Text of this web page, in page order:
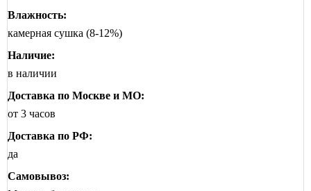
Влажность:
камерная сушка (8-12%)
Наличие:
в наличии
Доставка по Москве и МО:
от 3 часов
Доставка по РФ:
да
Самовывоз: